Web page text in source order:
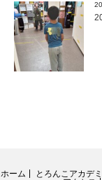
ホーム とろんこアカデ